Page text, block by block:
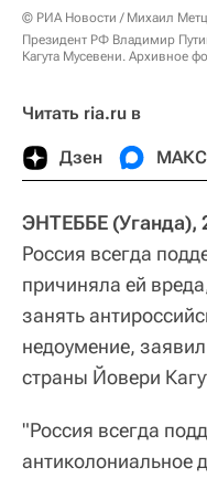
© РИА Новости / Михаил
Президент РФ Владимир
Кагута Мусевени. Архивное
Читать ria.ru в
Дзен МАКС
ЭНТЕББЕ (Уганда),
Россия всегда
причиняла ей
занять
недоумение,
страны Йовери
"Россия всегда
антиколониальное